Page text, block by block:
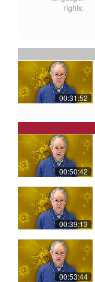
rights:
00:31:52
00:50:42
00:39:13
00:53:44